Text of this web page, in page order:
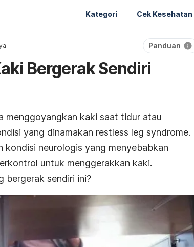
Kategori Cek Kesehatan
Panduan
Bergerak Sendiri
menggoyangkan kaki saat tidur atau
yang dinamakan restless leg syndrome.
kondisi neurologis yang menyebabkan
untuk menggerakkan kaki.
bergerak sendiri ini?